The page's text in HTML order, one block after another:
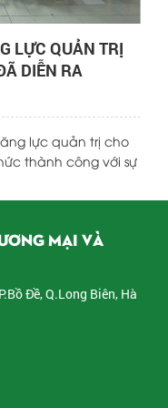
LỰC QUẢN TRỊ
DIỄN RA
lực quản trị cho
thành công với sự
quản lý bộ phận
Đỗ – chuyên gia
nghiệm – trực tiếp
MẠI VÀ
Đề, Q.Long Biên, Hà